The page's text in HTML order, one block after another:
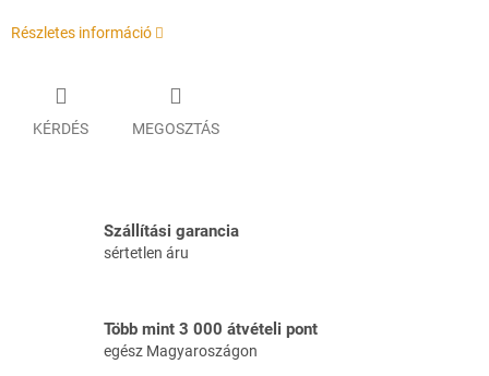
Részletes információ
KÉRDÉS MEGOSZTÁS
Szállítási garancia
sértetlen áru
Több mint 3 000 átvételi pont
egész Magyaroszágon